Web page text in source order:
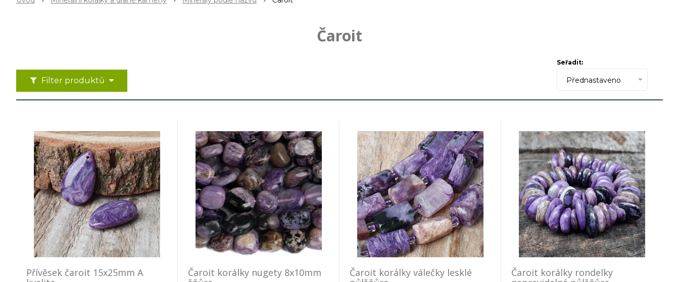
Čaroit
Filter produktů
Seřadit:
Přednastaveno
Přívěsek čaroit 15x25mm A
Čaroit korálky nugety 8x10mm
Čaroit korálky válečky lesklé
Čaroit korálky rondelky